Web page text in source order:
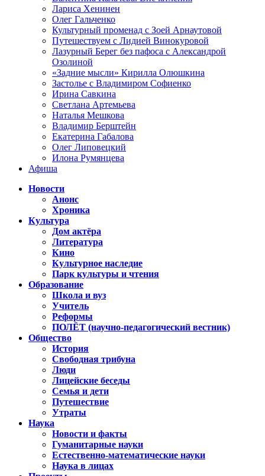
Лариса Хенинен
Олег Гальченко
Культурный променад с Зоей Арнаутовой
Путешествуем с Лидией Винокуровой
Лазурный Берег без пафоса с Александрой
Озолиной
«Задние мысли» Кирилла Олюшкина
Застолье с Владимиром Софиенко
Ирина Савкина
Светлана Артемьева
Наталья Мешкова
Владимир Берштейн
Екатерина Габалова
Олег Липовецкий
Илона Румянцева
Афиша
Новости
Анонс
Хроника
Культура
Дом актёра
Литература
Кино
Культурное наследие
Парк культуры и чтения
Образование
Школа и вуз
Учитель
Реформы
ПОЛЁТ (научно-педагогический вестник)
Общество
История
Свободная трибуна
Люди
Лицейские беседы
Семья и дети
Путешествие
Утраты
Наука
Новости и факты
Гуманитарные науки
Естественно-математические науки
Наука в лицах